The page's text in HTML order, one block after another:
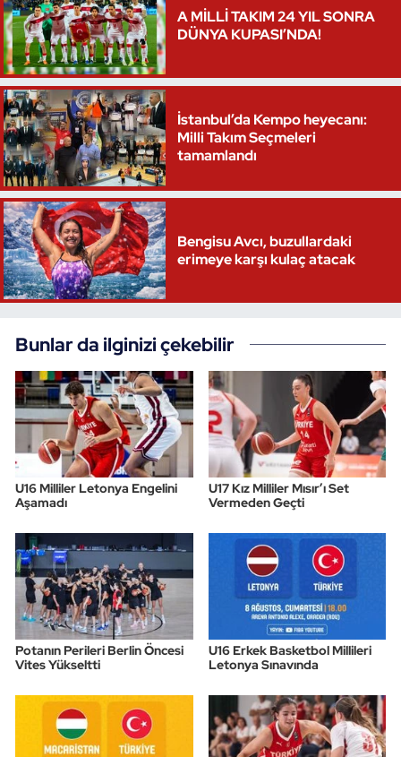
A MİLLİ TAKIM 24 YIL SONRA
DÜNYA KUPASI’NDA!
İstanbul’da Kempo heyecanı:
Milli Takım Seçmeleri
tamamlandı
Bengisu Avcı, buzullardaki
erimeye karşı kulaç atacak
Bunlar da ilginizi çekebilir
U16 Milliler Letonya Engelini
Aşamadı
U17 Kız Milliler Mısır’ı Set
Vermeden Geçti
Potanın Perileri Berlin Öncesi
Vites Yükseltti
U16 Erkek Basketbol Millileri
Letonya Sınavında